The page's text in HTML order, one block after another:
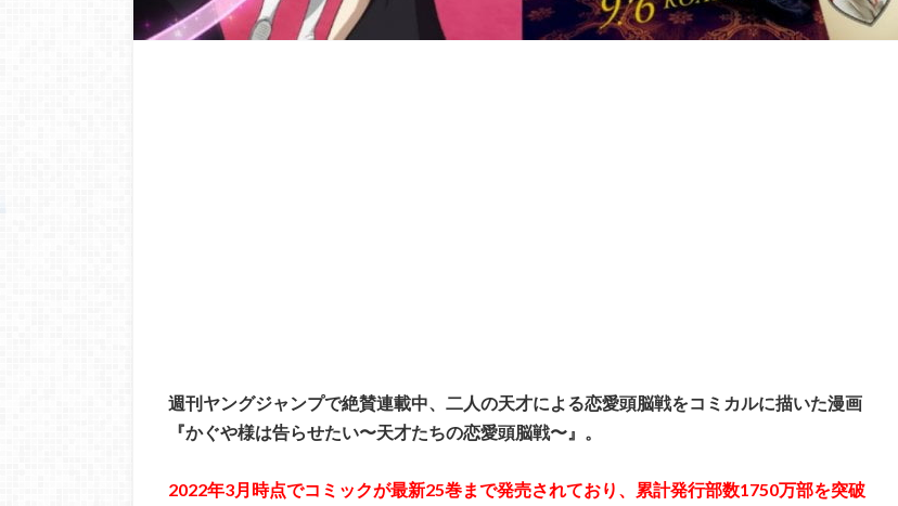
週刊ヤングジャンプで絶賛連載中、二人の天才による恋愛頭脳戦をコミカルに描いた漫画
『かぐや様は告らせたい〜天才たちの恋愛頭脳戦〜』。
2022年3月時点でコミックが最新25巻まで発売されており、累計発行部数1750万部を突破